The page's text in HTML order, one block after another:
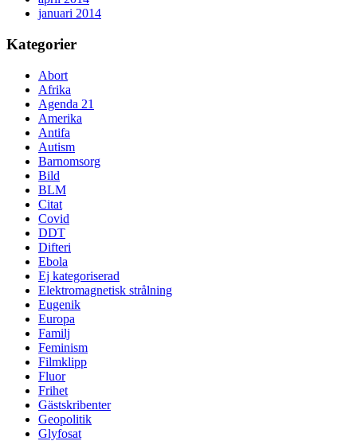
januari 2014
Kategorier
Abort
Afrika
Agenda 21
Amerika
Antifa
Autism
Barnomsorg
Bild
BLM
Citat
Covid
DDT
Difteri
Ebola
Ej kategoriserad
Elektromagnetisk strålning
Eugenik
Europa
Familj
Feminism
Filmklipp
Fluor
Frihet
Gästskribenter
Geopolitik
Glyfosat